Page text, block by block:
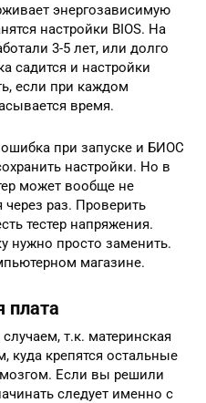
энергозависимую
настройки BIOS. На
3-5 лет, или долго
садится и настройки
если при каждом
время.
при запуске и БИОС
настройки. Но в
может вообще не
раз. Проверить
тестер напряжения.
нужно просто заменить.
магазине.
плата
т.к. материнская
куда крепятся остальные
Если вы решили
следует именно с